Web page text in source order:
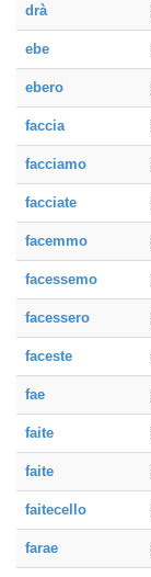
drà
ebe
ebero
faccia
facciamo
facciate
facemmo
facessemo
facessero
faceste
fae
faite
faite
faitecello
farae